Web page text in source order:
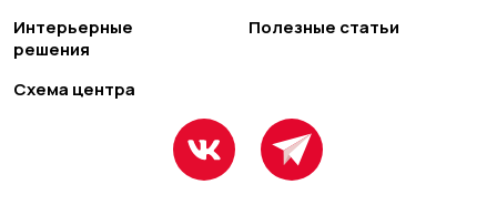
Интерьерные
решения
Схема центра
Полезные статьи